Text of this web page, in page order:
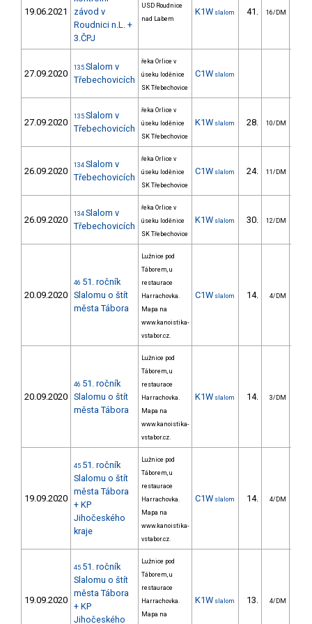
19.06.2021
závod v
Roudnici n.L. +
3.ČPJ
USD Roudnice
nad Labem
K1W slalom 41. 16/DM
27.09.2020
135 Slalom v
Třebechovicích
řeka Orlice v
úseku loděnice
SK Třebechovice
C1W slalom
27.09.2020
135 Slalom v
Třebechovicích
řeka Orlice v
úseku loděnice
SK Třebechovice
K1W slalom 28. 10/DM
26.09.2020
134 Slalom v
Třebechovicích
řeka Orlice v
úseku loděnice
SK Třebechovice
C1W slalom 24. 11/DM
26.09.2020
134 Slalom v
Třebechovicích
řeka Orlice v
úseku loděnice
SK Třebechovice
K1W slalom 30. 12/DM
20.09.2020
46 51. ročník
Slalomu o štít
města Tábora
Lužnice pod
Táborem, u
restaurace
Harrachovka.
Mapa na
www.kanoistika-
vstabor.cz.
C1W slalom 14. 4/DM
20.09.2020
46 51. ročník
Slalomu o štít
města Tábora
Lužnice pod
Táborem, u
restaurace
Harrachovka.
Mapa na
www.kanoistika-
vstabor.cz.
K1W slalom 14. 3/DM
19.09.2020
45 51. ročník
Slalomu o štít
města Tábora
+ KP
Jihočeského
kraje
Lužnice pod
Táborem, u
restaurace
Harrachovka.
Mapa na
www.kanoistika-
vstabor.cz.
C1W slalom 14. 4/DM
19.09.2020
45 51. ročník
Slalomu o štít
města Tábora
+ KP
Jihočeského
Lužnice pod
Táborem, u
restaurace
Harrachovka.
Mapa na
K1W slalom 13. 4/DM